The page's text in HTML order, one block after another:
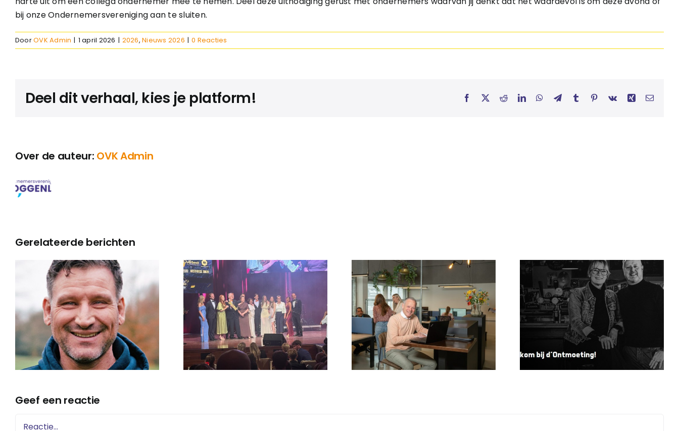
bij onze Ondernemersvereniging aan te sluiten.
DoorOVK Admin | 1 april 2026 | 2026,Nieuws 2026 | 0 Reacties
Deel dit verhaal, kies je platform! Facebook
X RedditLinkedInWhatsApp
TelegramTumblr Pinterest
Vk Xing E-
Over de auteur: OVK Admin
Gerelateerde berichten
La Mère Anne
wint Van der
Valk
Publieksprijs op
Westfries
Ondernemersgala
2026
Alleen ben je
goed, samen zijn
we beter! Maak
kennis met
Agros
Maak nader
kennis met….
Perry & Pauline
van
d’Ontmoeting
Column van
onze voorzitter –
Weerbaar
ondernemen
Geef een reactie